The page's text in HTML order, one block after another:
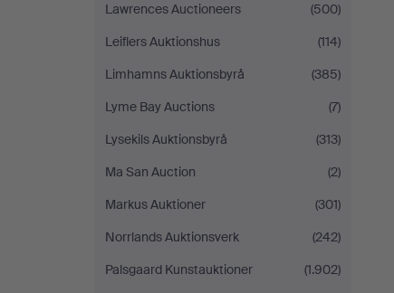
Lawrences Auctioneers
(500)
Leiflers Auktionshus
(114)
Limhamns Auktionsbyrå
(385)
Lyme Bay Auctions
(7)
Lysekils Auktionsbyrå
(313)
Ma San Auction
(2)
Markus Auktioner
(301)
Norrlands Auktionsverk
(242)
Palsgaard Kunstauktioner
(1.902)